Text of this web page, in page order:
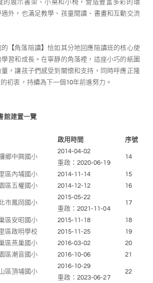
的展示書架、小桌和小椅，營造豐富多彩的環
外，也滿足教學、孩童閱讀、書畫和互動交流
【角落陪讀】恰如其分地回應陪讀班的核心使
習和成長。在寧靜的角落裡，這座小巧的紙圖
，讓孩子們感受到關懷和支持，同時呼應正隆
初衷，持續為下一個10年前進努力。
館建置一覽
啟用時間 序號
鄉中興國小
2014-04-02
重啟：2020-06-19
14
區內埔國小 2014-11-14
15
區五權國小 2014-12-12 16
市鳳岡國小
2015-05-22
重啟：2021-11-04
17
區安昭國小 2015-11-18
18
區啟明學校 2015-11-25
19
區燕巢國小 2016-03-02
20
區潮音國小 2016-10-06 21
區頂埔國小
2016-10-29
重啟：2023-06-27
22